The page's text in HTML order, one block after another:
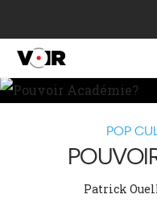
POP
Patrick